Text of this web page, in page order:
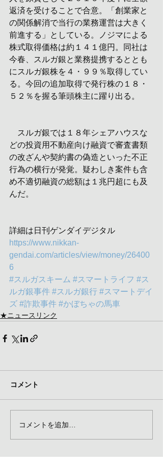
返済を受けることで合意。「創業家と
の関係解消で当行の業務運営は大きく
前進する」としている。ノジマによる
株式取得価格は約１４１億円。同社は
今春、スルガ銀と業務提携するととも
にスルガ銀株を４・９９％取得してい
る。今回の追加取得で発行株の１８・
５２％を握る筆頭株主に躍り出る。
スルガ銀では１８年シェアハウスな
どの投資用不動産向け融資で審査書類
の改ざんや契約書の偽造といった不正
行為の横行が発覚。疑わしき案件も含
め不適切融資の総額は１兆円超にも及
んだ。
詳細は日刊ゲンダイデジタル
https://www.nikkan-
gendai.com/articles/view/money/26400
6
#スルガスキーム #スマートライフ #ス
ルガ銀事件 #スルガ銀行 #スマートデイ
ズ #詐欺事件 #かぼちゃの馬車
★ニュースリンク
コメント
コメントを追加…